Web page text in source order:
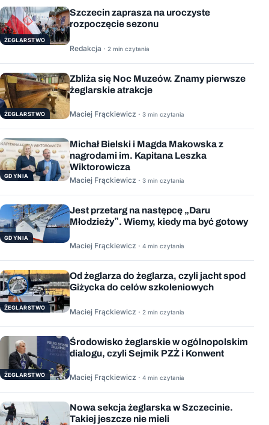
ŻEGLARSTWO
Szczecin zaprasza na uroczyste
rozpoczęcie sezonu
Redakcja · 2 min czytania
ŻEGLARSTWO
Zbliża się Noc Muzeów. Znamy pierwsze
żeglarskie atrakcje
Maciej Frąckiewicz · 3 min czytania
GDYNIA
Michał Bielski i Magda Makowska z
nagrodami im. Kapitana Leszka
Wiktorowicza
Maciej Frąckiewicz · 3 min czytania
GDYNIA
Jest przetarg na następcę „Daru
Młodzieży”. Wiemy, kiedy ma być gotowy
Maciej Frąckiewicz · 4 min czytania
ŻEGLARSTWO
Od żeglarza do żeglarza, czyli jacht spod
Giżycka do celów szkoleniowych
Maciej Frąckiewicz · 2 min czytania
ŻEGLARSTWO
Środowisko żeglarskie w ogólnopolskim
dialogu, czyli Sejmik PZŻ i Konwent
Maciej Frąckiewicz · 4 min czytania
Nowa sekcja żeglarska w Szczecinie.
Takiej jeszcze nie mieli